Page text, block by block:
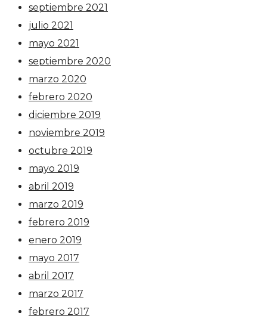
septiembre 2021
julio 2021
mayo 2021
septiembre 2020
marzo 2020
febrero 2020
diciembre 2019
noviembre 2019
octubre 2019
mayo 2019
abril 2019
marzo 2019
febrero 2019
enero 2019
mayo 2017
abril 2017
marzo 2017
febrero 2017